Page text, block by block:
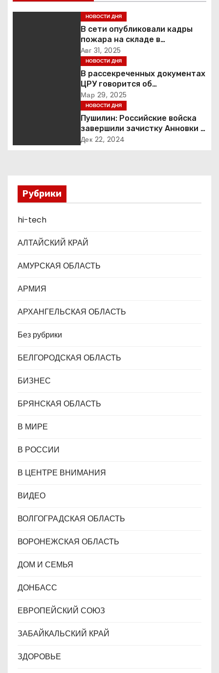
г
и
с
я
НОВОСТИ ДНЯ
В сети опубликовали кадры
пожара на складе в
подмосковной Балашихе
Авг 31, 2025
НОВОСТИ ДНЯ
В рассекреченных документах
ЦРУ говорится об
«обнаружении» Ковчега
Завета
Мар 29, 2025
НОВОСТИ ДНЯ
Пушилин: Российские войска
завершили зачистку Анновки в
ДНР
Дек 22, 2024
Рубрики
hi-tech
АЛТАЙСКИЙ КРАЙ
АМУРСКАЯ ОБЛАСТЬ
АРМИЯ
АРХАНГЕЛЬСКАЯ ОБЛАСТЬ
Без рубрики
БЕЛГОРОДСКАЯ ОБЛАСТЬ
БИЗНЕС
БРЯНСКАЯ ОБЛАСТЬ
В МИРЕ
В РОССИИ
В ЦЕНТРЕ ВНИМАНИЯ
ВИДЕО
ВОЛГОГРАДСКАЯ ОБЛАСТЬ
ВОРОНЕЖСКАЯ ОБЛАСТЬ
ДОМ И СЕМЬЯ
ДОНБАСС
ЕВРОПЕЙСКИЙ СОЮЗ
ЗАБАЙКАЛЬСКИЙ КРАЙ
ЗДОРОВЬЕ